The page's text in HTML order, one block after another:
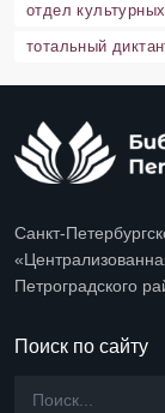
отдел
тотальный
Санкт-
Петроградского
Поиск по сайту